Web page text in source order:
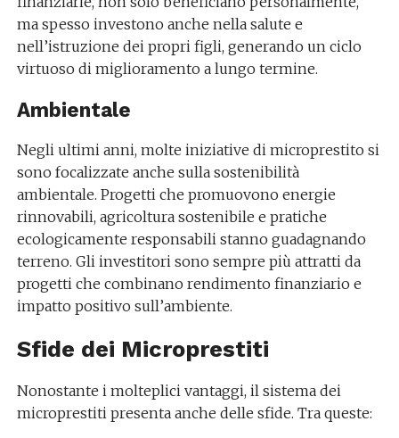
ma spesso investono anche nella salute e
nell’istruzione dei propri figli, generando un ciclo
virtuoso di miglioramento a lungo termine.
Ambientale
Negli ultimi anni, molte iniziative di microprestito si
sono focalizzate anche sulla sostenibilità
ambientale. Progetti che promuovono energie
rinnovabili, agricoltura sostenibile e pratiche
ecologicamente responsabili stanno guadagnando
terreno. Gli investitori sono sempre più attratti da
progetti che combinano rendimento finanziario e
impatto positivo sull’ambiente.
Sfide dei Microprestiti
Nonostante i molteplici vantaggi, il sistema dei
microprestiti presenta anche delle sfide. Tra queste: